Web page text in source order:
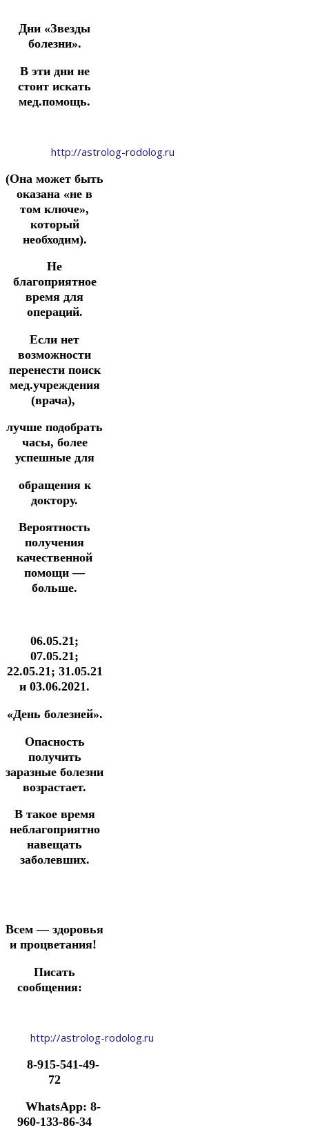
Дни «Звезды
болезни».
В эти дни не
стоит искать
мед.помощь.
http://astrolog-rodolog.ru
(Она может быть
оказана «не в
том ключе»,
который
необходим).
Не
благоприятное
время для
операций.
Если нет
возможности
перенести поиск
мед.учреждения
(врача),
лучше подобрать
часы, более
успешные для
обращения к
доктору.
Вероятность
получения
качественной
помощи —
больше.
06.05.21;
07.05.21;
22.05.21; 31.05.21
и 03.06.2021.
«День болезней».
Опасность
получить
заразные болезни
возрастает.
В такое время
неблагоприятно
навещать
заболевших.
Всем — здоровья
и процветания!
Писать
сообщения:
http://astrolog-rodolog.ru
8-915-541-49-
72
WhatsApp: 8-
960-133-86-34